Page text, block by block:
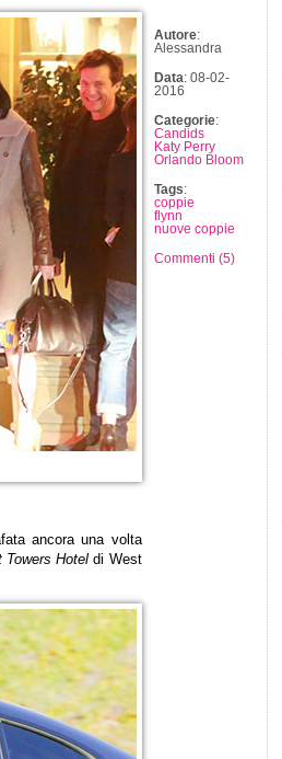
ancora una volta
Towers Hotel di West
Autore:
Alessandra
Data: 08-02-
2016
Categorie:
Candids
Katy Perry
Orlando Bloom
Tags:
coppie
flynn
nuove coppie
Commenti (5)